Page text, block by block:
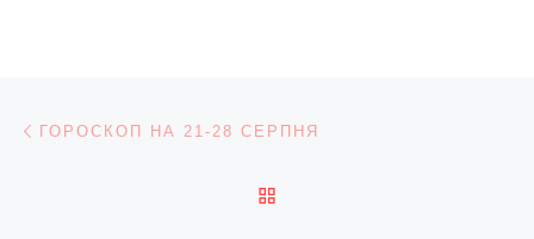
Навігація записів
ГОРОСКОП НА 21-28 СЕРПНЯ